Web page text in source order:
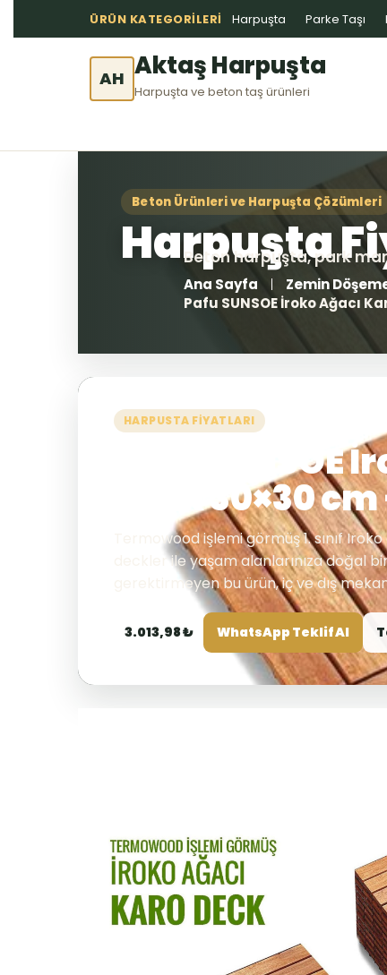
ÜRÜN KATEGORILERI Harpuşta Parke Taşı
AH Aktaş Harpuşta
Harpuşta ve beton taş ürünleri
Ana Sayfa Zemin
Pafu SUNSOE İroko Ağacı
HARPUSTA FIYATLARI
Pafu SUNSOE
Deck 30×30
Termowood işlemi görmüş 1. sınıf
deckler ile yaşam alanlarınıza doğal
gerektirmeyen bu ürün, iç ve dış
3.013,98 ₺ WhatsApp Teklif Al